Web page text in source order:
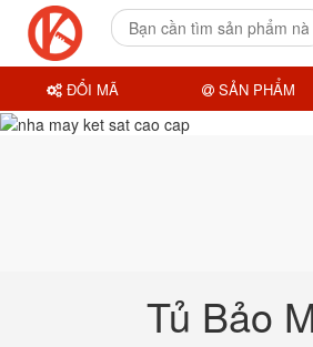
Tủ Bảo
ĐỔI MÃ SẢN PHẨM